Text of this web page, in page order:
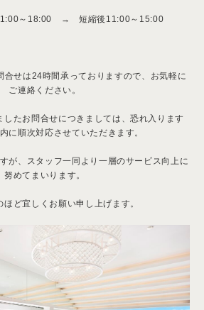
～18:00 → 短縮後11:00～15:00
合せは24時間承っておりますので、お気軽に
ご連絡ください。
したお問合せにつきましては、恐れ入ります
に順次対応させていただきます。
が、スタッフ一同より一層のサービス向上に
努めてまいります。
ほど宜しくお願い申し上げます。